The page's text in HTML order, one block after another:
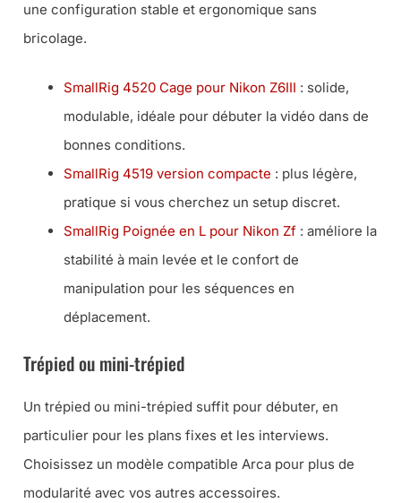
une configuration stable et ergonomique sans
bricolage.
SmallRig 4520 Cage pour Nikon Z6III : solide,
modulable, idéale pour débuter la vidéo dans de
bonnes conditions.
SmallRig 4519 version compacte : plus légère,
pratique si vous cherchez un setup discret.
SmallRig Poignée en L pour Nikon Zf : améliore la
stabilité à main levée et le confort de
manipulation pour les séquences en
déplacement.
Trépied ou mini-trépied
Un trépied ou mini-trépied suffit pour débuter, en
particulier pour les plans fixes et les interviews.
Choisissez un modèle compatible Arca pour plus de
modularité avec vos autres accessoires.